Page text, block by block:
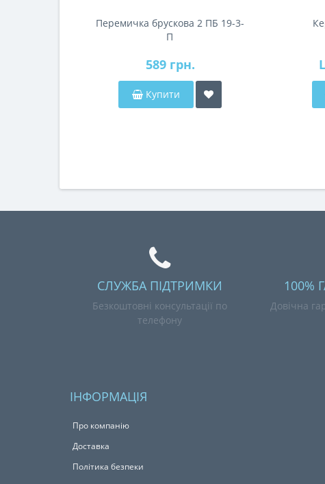
Перемичка брускова 2 ПБ 19-3-
П
589 грн.
Купити
СЛУЖБА ПІДТРИМКИ
Безкоштовні консультації по
телефону
100%
Довічна
ІНФОРМАЦІЯ
Про компанію
Доставка
Політика безпеки